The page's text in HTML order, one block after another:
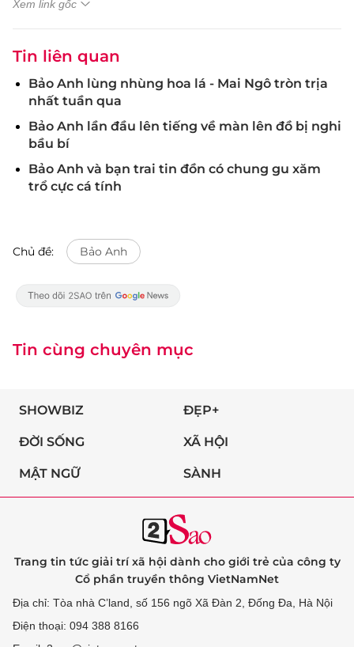
Xem link gốc
Tin liên quan
Bảo Anh lùng nhùng hoa lá - Mai Ngô tròn trịa
nhất tuần qua
Bảo Anh lần đầu lên tiếng về màn lên đồ bị nghi
bầu bí
Bảo Anh và bạn trai tin đồn có chung gu xăm
trổ cực cá tính
Chủ đề: Bảo Anh
Tin cùng chuyên mục
SHOWBIZ ĐẸP+
ĐỜI SỐNG XÃ HỘI
MẬT NGỮ SÀNH
Trang tin tức giải trí xã hội dành cho giới trẻ của công ty
Cổ phần truyền thông VietNamNet
Địa chỉ: Tòa nhà C’land, số 156 ngõ Xã Đàn 2, Đống Đa, Hà Nội
Điện thoại: 094 388 8166